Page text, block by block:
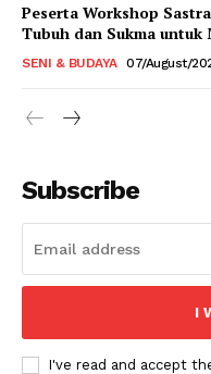
Peserta Workshop
Tubuh dan Sukma untuk
SENI & BUDAYA 07/August/
Subscribe
I
I've read and accept